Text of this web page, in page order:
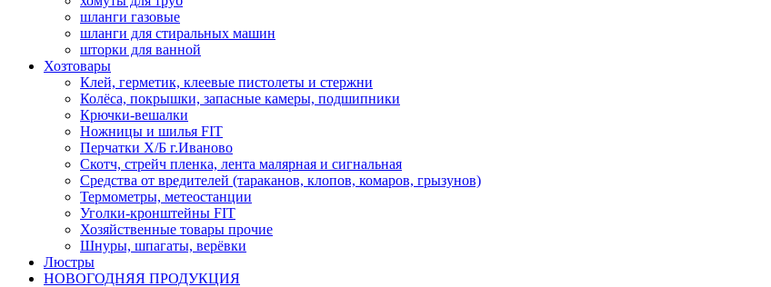
шланги газовые
шланги для стиральных машин
шторки для ванной
Хозтовары
Клей, герметик, клеевые пистолеты и стержни
Колёса, покрышки, запасные камеры, подшипники
Крючки-вешалки
Ножницы и шилья FIT
Перчатки Х/Б г.Иваново
Скотч, стрейч пленка, лента малярная и сигнальная
Средства от вредителей (тараканов, клопов, комаров, грызунов)
Термометры, метеостанции
Уголки-кронштейны FIT
Хозяйственные товары прочие
Шнуры, шпагаты, верёвки
Люстры
НОВОГОДНЯЯ ПРОДУКЦИЯ